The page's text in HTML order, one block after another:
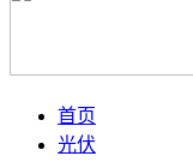
首页
光伏